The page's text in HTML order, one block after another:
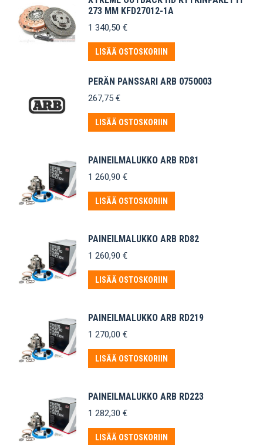
273 MM KFD27012-1A
1 340,50 €
LISÄÄ OSTOSKORIIN
PERÄN PANSSARI ARB 0750003
267,75 €
LISÄÄ OSTOSKORIIN
PAINEILMALUKKO ARB RD81
1 260,90 €
LISÄÄ OSTOSKORIIN
PAINEILMALUKKO ARB RD82
1 260,90 €
LISÄÄ OSTOSKORIIN
PAINEILMALUKKO ARB RD219
1 270,00 €
LISÄÄ OSTOSKORIIN
PAINEILMALUKKO ARB RD223
1 282,30 €
LISÄÄ OSTOSKORIIN